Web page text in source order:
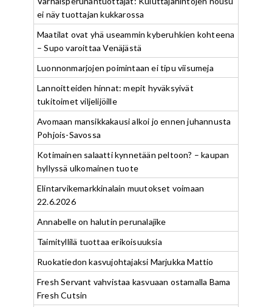
ei näy tuottajan kukkarossa
Maatilat ovat yhä useammin kyberuhkien kohteena
– Supo varoittaa Venäjästä
Luonnonmarjojen poimintaan ei tipu viisumeja
Lannoitteiden hinnat: mepit hyväksyivät
tukitoimet viljelijöille
Avomaan mansikkakausi alkoi jo ennen juhannusta
Pohjois-Savossa
Kotimainen salaatti kynnetään peltoon? – kaupan
hyllyssä ulkomainen tuote
Elintarvikemarkkinalain muutokset voimaan
22.6.2026
Annabelle on halutin perunalajike
Taimityllilä tuottaa erikoisuuksia
Ruokatiedon kasvujohtajaksi Marjukka Mattio
Fresh Servant vahvistaa kasvuaan ostamalla Bama
Fresh Cutsin